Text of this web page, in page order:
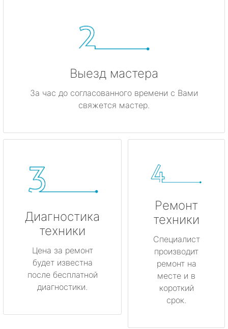
Выезд мастера
За час до согласованного времени с Вами
свяжется мастер.
Диагностика
техники
Цена за ремонт
будет известна
после бесплатной
диагностики.
Ремонт
техники
Специалист
производит
ремонт на
месте и в
короткий
срок.